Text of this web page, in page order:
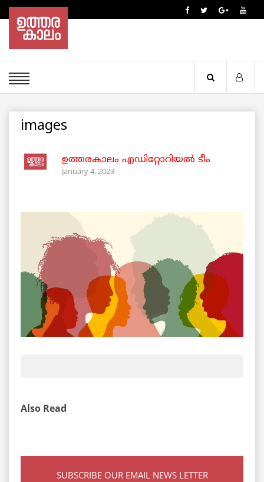
images
ഉത്തരകാലം എഡിറ്റോറിയല്‍ ടീം
January 4, 2023
Also Read
SUBSCRIBE OUR EMAIL NEWS LETTER